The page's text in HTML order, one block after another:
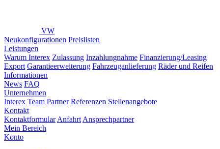
VW
Neukonfigurationen Preislisten
Leistungen
Warum Interex Zulassung Inzahlungnahme Finanzierung/Leasing
Export Garantieerweiterung Fahrzeuganlieferung Räder und Reifen
Informationen
News FAQ
Unternehmen
Interex Team Partner Referenzen Stellenangebote
Kontakt
Kontaktformular Anfahrt Ansprechpartner
Mein Bereich
Konto